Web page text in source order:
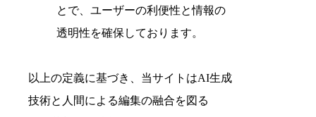
とで、ユーザーの利便性と情報の
透明性を確保しております。
以上の定義に基づき、当サイトはAI生成
技術と人間による編集の融合を図る